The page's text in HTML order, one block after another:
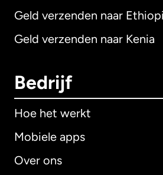
Geld verzenden naar
Geld verzenden naar Kenia
Bedrijf
Hoe het werkt
Mobiele apps
Over ons